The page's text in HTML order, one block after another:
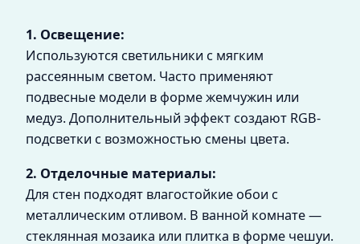
1. Освещение:
Используются светильники с мягким
рассеянным светом. Часто применяют
подвесные модели в форме жемчужин или
медуз. Дополнительный эффект создают RGB-
подсветки с возможностью смены цвета.
2. Отделочные материалы:
Для стен подходят влагостойкие обои с
металлическим отливом. В ванной комнате —
стеклянная мозаика или плитка в форме чешуи.